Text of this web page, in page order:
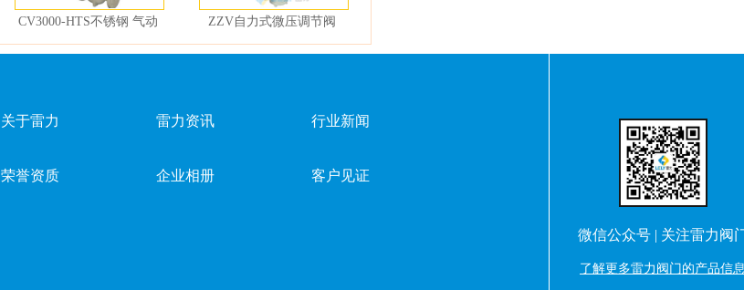
CV3000-HTS不锈钢 气动
ZZV自力式微压调节阀
关于雷力 雷力资讯 行业新闻
荣誉资质 企业相册 客户见证
微信公众号 | 关注雷力阀
了解更多雷力阀门的产品信